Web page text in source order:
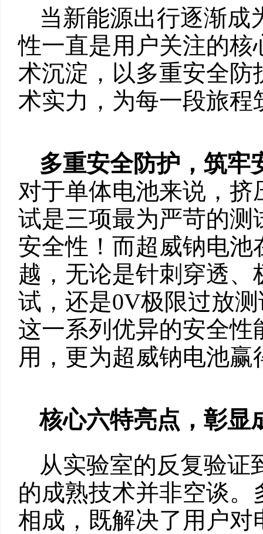
当新能源出行逐渐成
性一直是用户关注的
术沉淀，以多重安全
术实力，为每一段旅程
多重安全防护，筑牢
对于单体电池来说，
试是三项最为严苛的
安全性！而超威钠电
越，无论是针刺穿透
试，还是0V极限过放
这一系列优异的安全
用，更为超威钠电池
核心六特亮点，彰显
从实验室的反复验证
的成熟技术并非空谈
相成，既解决了用户